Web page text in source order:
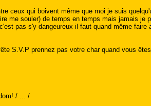
ceux qui boivent même que moi je suis
me souler) de temps en temps mais jamais je
pas s'y dangeureux il faut quand même faire
S.V.P prennez pas votre char quand vous
/ ... /